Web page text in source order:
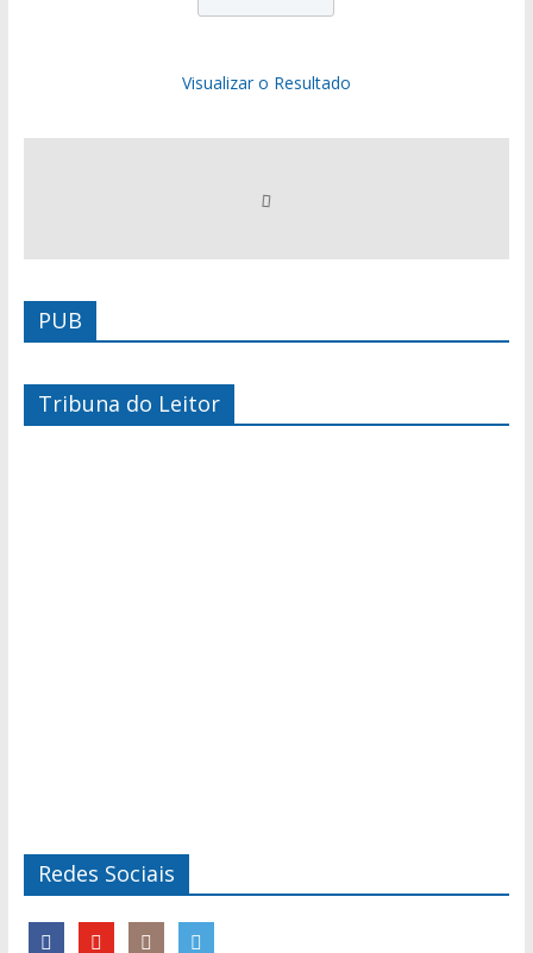
Visualizar o Resultado
PUB
Tribuna do Leitor
Redes Sociais